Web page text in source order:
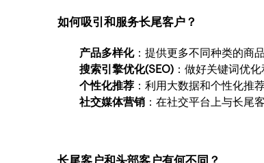
如何吸引和服务长尾客户？
产品多样化：提供更多不同种类的商
搜索引擎优化(SEO) ：做好关键词优
个性化推荐 ：利用大数据和个性化推
社交媒体营销 ：在社交平台上与长尾
长尾客户和头部客户有何不同？